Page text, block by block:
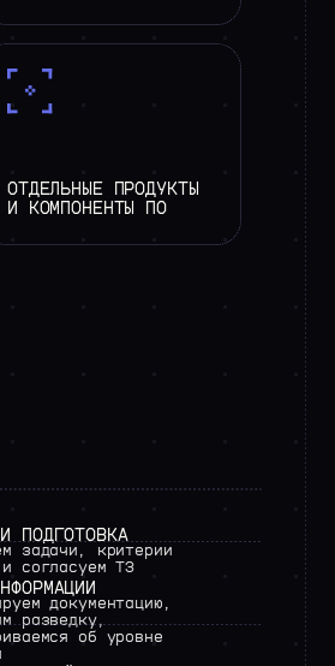
ОТДЕЛЬНЫЕ ПРОДУКТЫ
И КОМПОНЕНТЫ ПО
И ПОДГОТОВКА
задачи,
критерии
и согласуем ТЗ
документацию,
разведку,
об
уровне